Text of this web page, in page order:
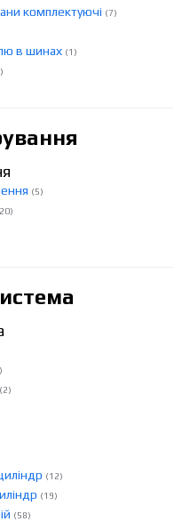
комплектуючі (7)
в шинах (1)
(5)
(2)
(12)
(19)
(58)